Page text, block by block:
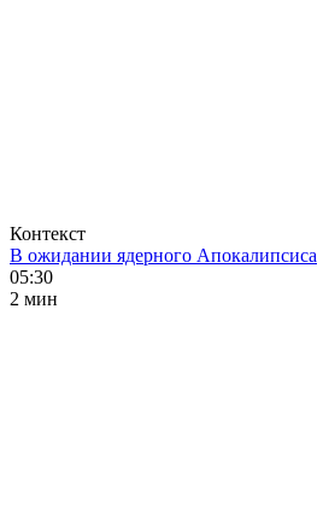
Контекст
В ожидании ядерного Апокалипсиса
05:30
2 мин